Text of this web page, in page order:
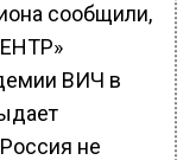
сообщили,
ВИЧ в
не